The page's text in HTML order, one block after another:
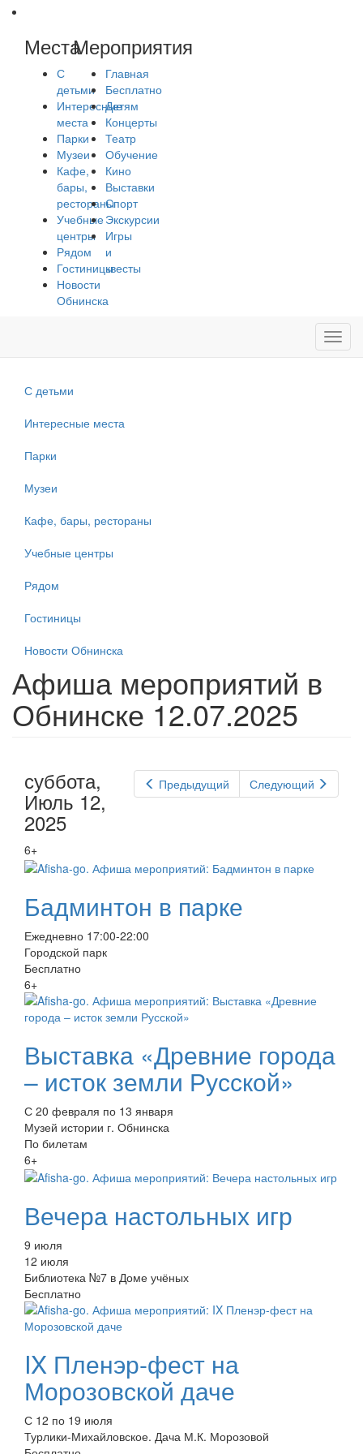
Места
С
детьми
Интересные
места
Парки
Музеи
Кафе,
бары,
рестораны
Учебные
центры
Рядом
Гостиницы
Новости
Обнинска
Мероприятия
Главная
Бесплатно
Детям
Концерты
Театр
Обучение
Кино
Выставки
Спорт
Экскурсии
Игры
и
квесты
С детьми
Интересные места
Парки
Музеи
Кафе, бары, рестораны
Учебные центры
Рядом
Гостиницы
Новости Обнинска
Афиша мероприятий в
Обнинске 12.07.2025
Предыдущий Следующий
суббота,
Июль 12,
2025
6+
Бадминтон в парке
Ежедневно 17:00-22:00
Городской парк
Бесплатно
6+
Выставка «Древние города
– исток земли Русской»
С 20 февраля по 13 января
Музей истории г. Обнинска
По билетам
6+
Вечера настольных игр
9 июля
12 июля
Библиотека №7 в Доме учёных
Бесплатно
IX Пленэр-фест на
Морозовской даче
С 12 по 19 июля
Турлики-Михайловское. Дача М.К. Морозовой